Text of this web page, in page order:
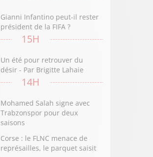
Gianni Infantino peut-il rester
président de la FIFA ?
15H
Un été pour retrouver du
désir - Par Brigitte Lahaie
14H
Mohamed Salah signe avec
Trabzonspor pour deux
saisons
Corse : le FLNC menace de
représailles, le parquet saisit